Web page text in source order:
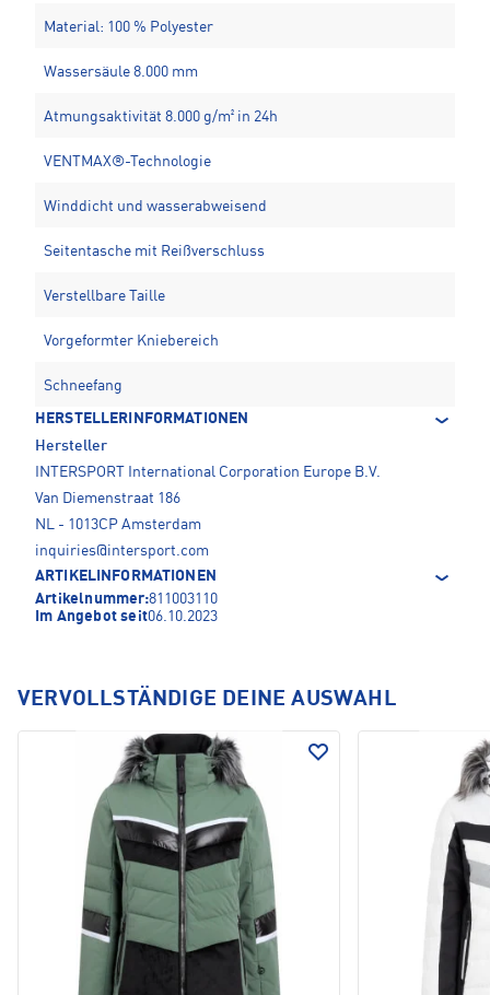
Material: 100 % Polyester
Wassersäule 8.000 mm
Atmungsaktivität 8.000 g/m² in 24h
VENTMAX®-Technologie
Winddicht und wasserabweisend
Seitentasche mit Reißverschluss
Verstellbare Taille
Vorgeformter Kniebereich
Schneefang
HERSTELLERINFORMATIONEN
Hersteller
INTERSPORT International Corporation Europe B.V.
Van Diemenstraat 186
NL - 1013CP Amsterdam
inquiries@intersport.com
ARTIKELINFORMATIONEN
Artikelnummer:811003110
Im Angebot seit06.10.2023
VERVOLLSTÄNDIGE DEINE AUSWAHL